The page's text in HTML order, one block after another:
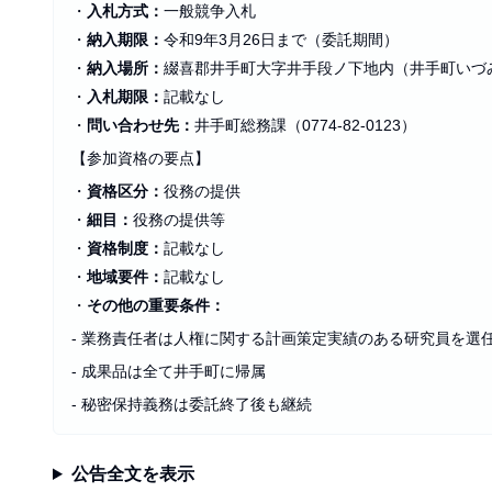
・ 入札方式： 一般競争入札
・ 納入期限： 令和9年3月26日まで（委託期間）
・ 納入場所： 綴喜郡井手町大字井手段ノ下地内（井手町いづ
・ 入札期限： 記載なし
・ 問い合わせ先： 井手町総務課（0774-82-0123）
【参加資格の要点】
・ 資格区分： 役務の提供
・ 細目： 役務の提供等
・ 資格制度： 記載なし
・ 地域要件： 記載なし
・ その他の重要条件：
- 業務責任者は人権に関する計画策定実績のある研究員を選
- 成果品は全て井手町に帰属
- 秘密保持義務は委託終了後も継続
公告全文を表示